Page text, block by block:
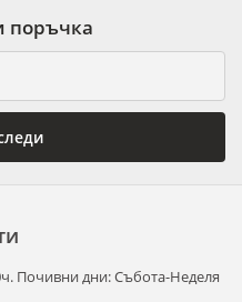
поръчка
Почивни дни: Събота-Неделя